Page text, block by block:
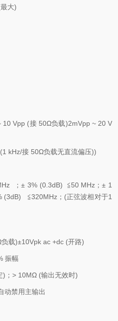
最大)
10 Vpp (接 50Ω负载)2mVpp ~ 20 V
kHz/接 50Ω负载无直流偏压))
；± 3% (0.3dB) ≦50 MHz ；± 1
(3dB) ≦320MHz ； (正弦波相对于1
载)±10Vpk ac +dc (开路)
振幅
) ； > 10MΩ (输出无效时)
动禁用主输出